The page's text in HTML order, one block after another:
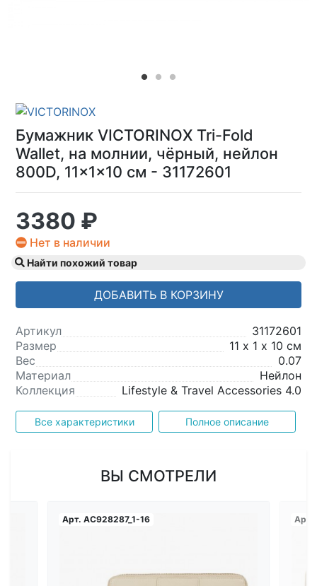
Бумажник VICTORINOX Tri-Fold
Wallet, на молнии, чёрный, нейлон
800D, 11x1x10 см - 31172601
3380 ₽
Нет в наличии
Найти похожий товар
ДОБАВИТЬ В КОРЗИНУ
Артикул
31172601
Размер
11 х 1 х 10 см
Вес
0.07
Материал
Нейлон
Коллекция
Lifestyle & Travel Accessories 4.0
Все характеристики Полное описание
ВЫ СМОТРЕЛИ
Арт. AC928287_1-16 Арт.